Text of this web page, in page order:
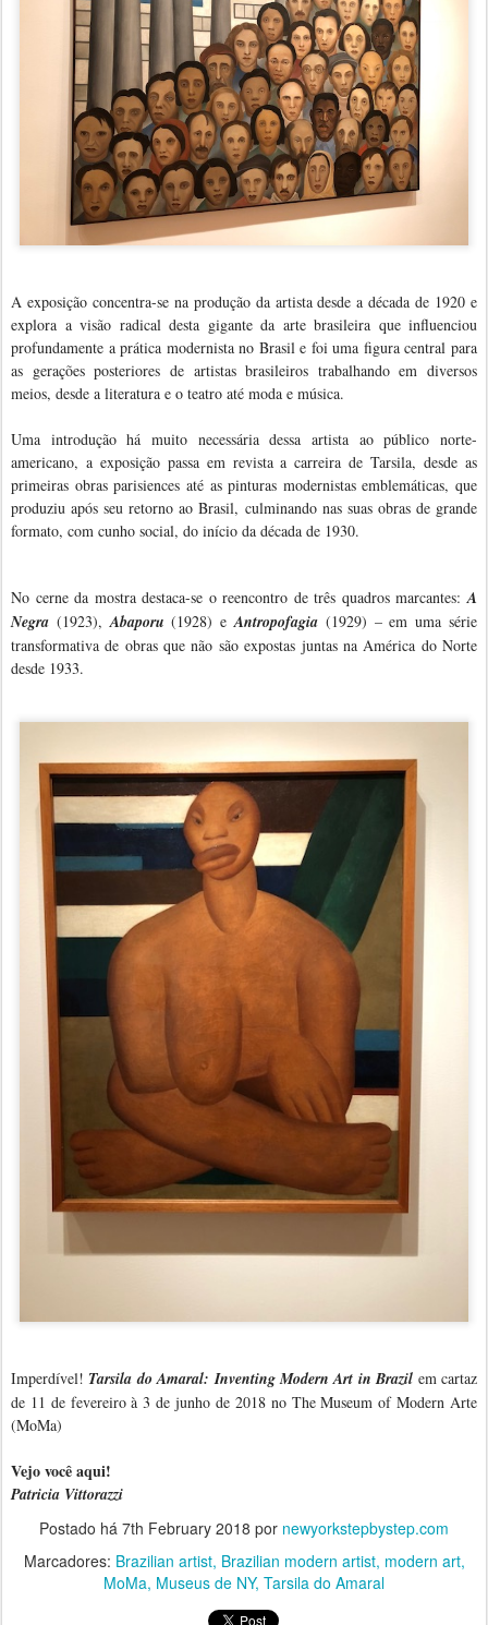
A exposição concentra-se na produção da artista desde a década de 1920 e
explora a visão radical desta gigante da arte brasileira que influenciou
profundamente a prática modernista no Brasil e foi uma figura central para
as gerações posteriores de artistas brasileiros trabalhando em diversos
meios, desde a literatura e o teatro até moda e música.
Uma introdução há muito necessária dessa artista ao público norte-
americano, a exposição passa em revista a carreira de Tarsila, desde as
primeiras obras parisiences até as pinturas modernistas emblemáticas, que
produziu após seu retorno ao Brasil, culminando nas suas obras de grande
formato, com cunho social, do início da década de 1930.
No cerne da mostra destaca-se o reencontro de três quadros marcantes:A
Negra (1923),Abaporu(1928) eAntropofagia (1929) – em uma série
transformativa de obras que não são expostas juntas na América do Norte
desde 1933.
Imperdível! Tarsila do Amaral: Inventing Modern Art in Brazil em cartaz
de 11 de fevereiro à 3 de junho de 2018 no The Museum of Modern Arte
(MoMa)
Vejo você aqui!
Patricia Vittorazzi
Postado há 7th February 2018 por newyorkstepbystep.com
Marcadores: Brazilian artist Brazilian modern artist modern art
MoMa Museus de NY Tarsila do Amaral